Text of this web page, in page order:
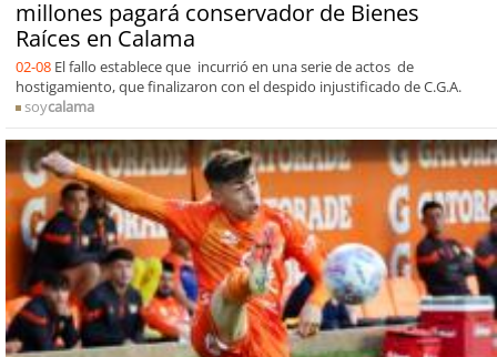
millones pagará conservador de Bienes
Raíces en Calama
02-08 El fallo establece que incurrió en una serie de actos de
hostigamiento, que finalizaron con el despido injustificado de C.G.A.
soycalama